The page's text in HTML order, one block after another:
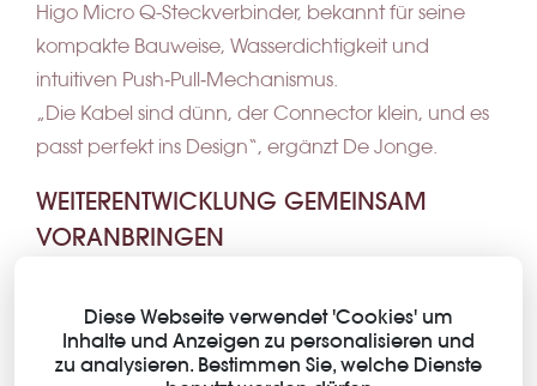
Higo Micro Q-Steckverbinder, bekannt für seine
kompakte Bauweise, Wasser­dichtigkeit und
intuitiven Push‑Pull‑Mechanismus.
„Die Kabel sind dünn, der Connector klein, und es
passt perfekt ins Design“, ergänzt De Jonge.
WEITERENTWICKLUNG GEMEINSAM
VORANBRINGEN
Higo besonders durch ihre Zuverlässigkeit und
Reaktionsfähigkeit aus. „Sie liefern pünktlich, was
Diese Webseite verwendet 'Cookies' um
Inhalte und Anzeigen zu personalisieren und
zu analysieren. Bestimmen Sie, welche Dienste